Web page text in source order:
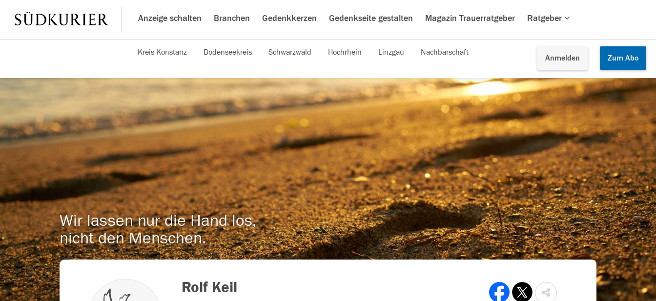
Anzeige schalten Branchen Gedenkkerzen Gedenkseite gestalten Magazin Trauerratgeber Ratgeber
Anmelden Zum Abo
Kreis Konstanz Bodenseekreis Schwarzwald Hochrhein Linzgau Nachbarschaft
Wir lassen nur die Hand los,
nicht den Menschen.
Rolf Keil